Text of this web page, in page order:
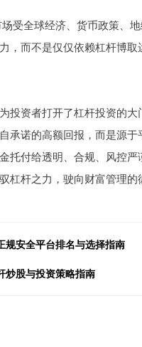
受全球经济、货币政策、
而不是仅仅依赖杠杆博取
投资者打开了杠杆投资的
承诺的高额回报，而是源
托付给透明、合规、风控
杠杆之力，驶向财富管理
规安全平台排名与选择指南
炒股与投资策略指南